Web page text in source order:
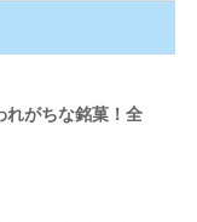
れがちな銘菓！全